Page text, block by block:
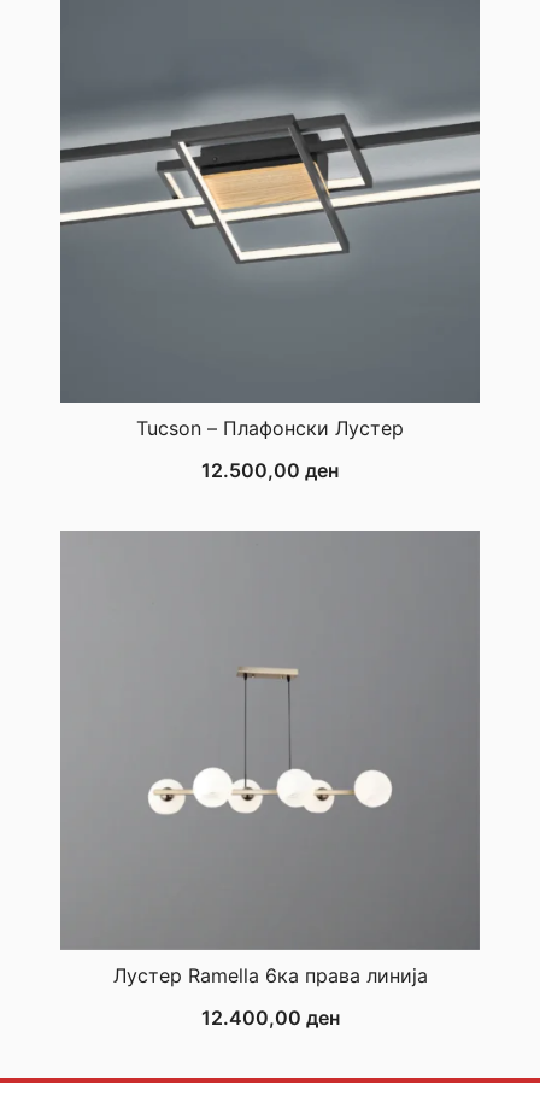
Tucson – Плафонски Лустер
12.500,00 ден
Лустер Ramella 6ка права линија
12.400,00 ден